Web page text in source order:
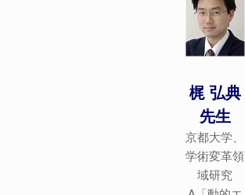
梶 弘典
先生
京都大学、
学術変革領
域研究